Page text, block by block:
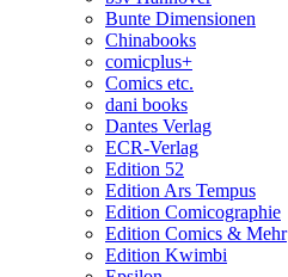
Bunte Dimensionen
Chinabooks
comicplus+
Comics etc.
dani books
Dantes Verlag
ECR-Verlag
Edition 52
Edition Ars Tempus
Edition Comicographie
Edition Comics & Mehr
Edition Kwimbi